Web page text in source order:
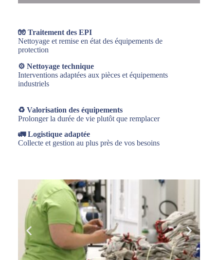
🧤 Traitement des EPI
Nettoyage et remise en état des équipements de
protection
⚙️ Nettoyage technique
Interventions adaptées aux pièces et équipements
industriels
♻️ Valorisation des équipements
Prolonger la durée de vie plutôt que remplacer
🚛 Logistique adaptée
Collecte et gestion au plus près de vos besoins